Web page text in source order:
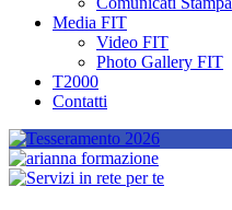
Media FIT
Video FIT
Photo Gallery FIT
T2000
Contatti